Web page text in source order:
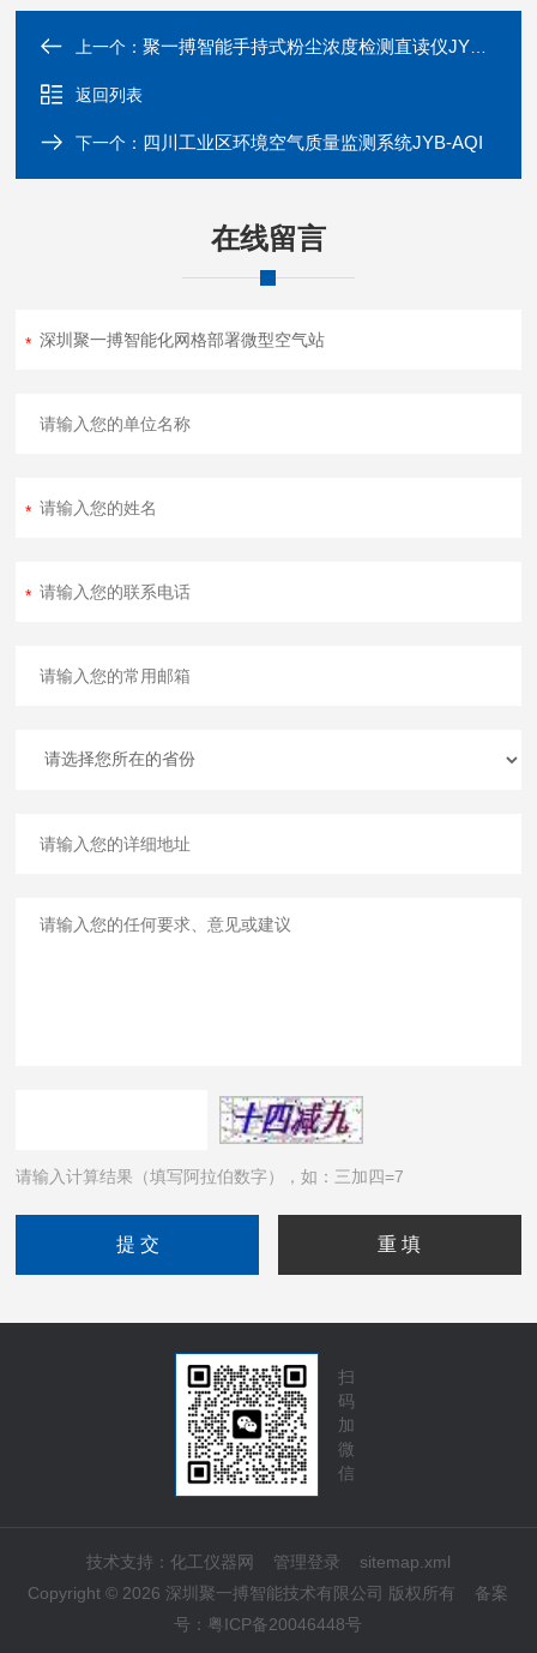
上一个：聚一搏智能手持式粉尘浓度检测直读仪JYB-6A
返回列表
下一个： 四川工业区环境空气质量监测系统JYB-AQI
在线留言
请输入计算结果（填写阿拉伯数字），如：三加四=7
扫
码
加
微
信
技术支持： 化工仪器网 管理登录
sitemap.xml
Copyright © 2026 深圳聚一搏智能技术有限公司 版权所有 备案
号： 粤ICP备20046448号